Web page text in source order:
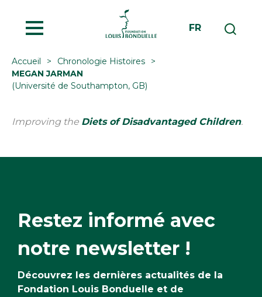
FR
Accueil
Chronologie Histoires
MEGAN JARMAN
(Université de Southampton, GB)
Improving the Diets of Disadvantaged Children.
Restez informé avec
notre newsletter !
Découvrez les dernières actualités de la
Fondation Louis Bonduelle et de